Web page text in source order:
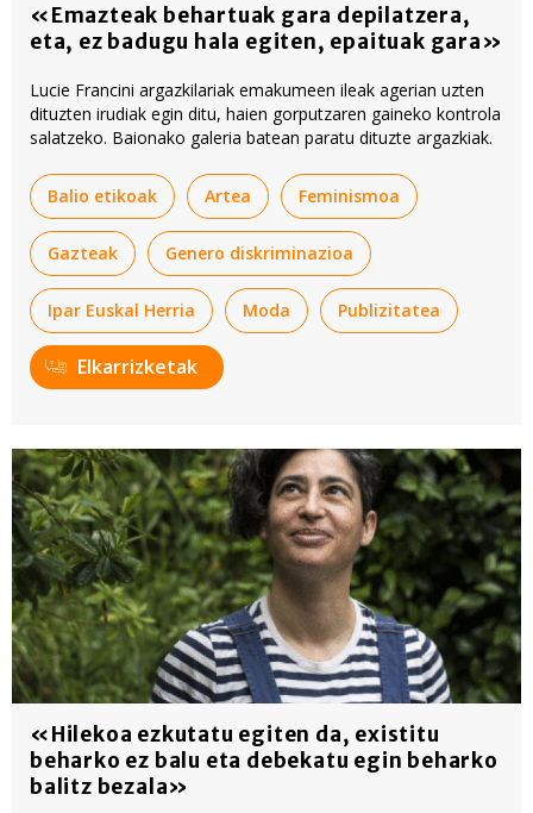
«Emazteak behartuak gara depilatzera,
eta, ez badugu hala egiten, epaituak gara»
Lucie Francini argazkilariak emakumeen ileak agerian uzten
dituzten irudiak egin ditu, haien gorputzaren gaineko kontrola
salatzeko. Baionako galeria batean paratu dituzte argazkiak.
Balio etikoak Artea Feminismoa
Gazteak Genero diskriminazioa
Ipar Euskal Herria Moda Publizitatea
Elkarrizketak
«Hilekoa ezkutatu egiten da, existitu
beharko ez balu eta debekatu egin beharko
balitz bezala»